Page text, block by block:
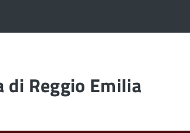
di Reggio Emilia